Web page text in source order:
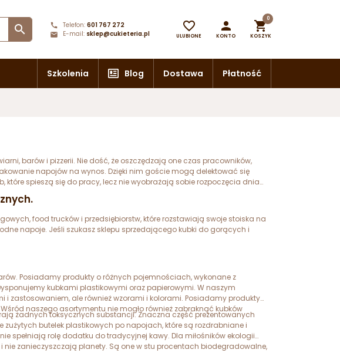
 Telefon: 601 767 272
E-mail: sklep@cukieteria.pl

ULUBIONE

KONTO

0
KOSZYK
Szkolenia Blog Dostawa Płatność
barów i pizzerii. Nie dość, że oszczędzają one czas pracowników,
napojów na wynos. Dzięki nim goście mogą delektować się
spieszą się do pracy, lecz nie wyobrażają sobie rozpoczęcia dnia
food trucków i przedsiębiorstw, które rozstawiają swoje stoiska na
napoje. Jeśli szukasz sklepu sprzedającego kubki do gorących i
Posiadamy produkty o różnych pojemnościach, wykonane z
kubkami plastikowymi oraz papierowymi. W naszym
zastosowaniem, ale również wzorami i kolorami. Posiadamy produkty
naszego asortymentu nie mogło również zabraknąć kubków
żadnych toksycznych substancji. Znaczna część prezentowanych
zużytych butelek plastikowych po napojach, które są rozdrabniane i
spełniają rolę dodatku do tradycyjnej kawy. Dla miłośników ekologii
zanieczyszczają planety. Są one w stu procentach biodegradowalne,